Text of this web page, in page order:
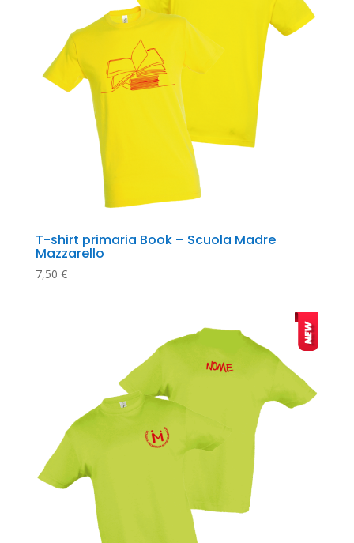
T-shirt primaria Book – Scuola Madre
Mazzarello
7,50 €